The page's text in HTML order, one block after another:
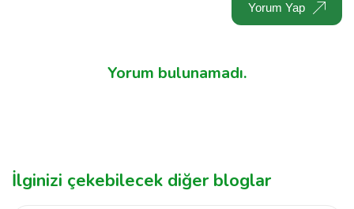
Yorum Yap
Yorum bulunamadı.
İlginizi çekebilecek diğer bloglar